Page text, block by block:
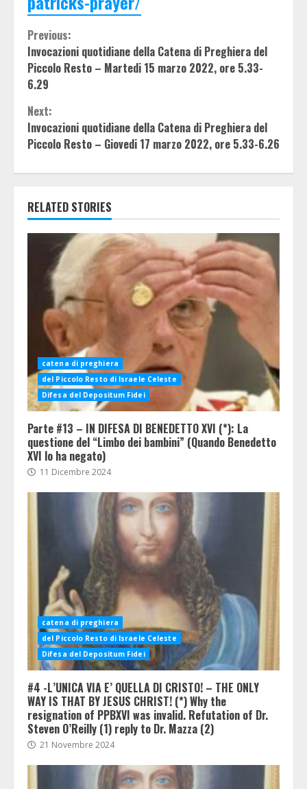
Continue
Reading
Previous:
Invocazioni quotidiane della Catena di Preghiera del
Piccolo Resto – Martedi 15 marzo 2022, ore 5.33-
6.29
Next:
Invocazioni quotidiane della Catena di Preghiera del
Piccolo Resto – Giovedi 17 marzo 2022, ore 5.33-6.26
RELATED STORIES
catena di preghiera
del Piccolo Resto di Israele Celeste
Difesa del Depositum Fidei
Parte #13 – IN DIFESA DI BENEDETTO XVI (*): La
questione del “Limbo dei bambini” (Quando Benedetto
XVI lo ha negato)
11 Dicembre 2024
catena di preghiera
del Piccolo Resto di Israele Celeste
Difesa del Depositum Fidei
#4 -L’UNICA VIA E’ QUELLA DI CRISTO! – THE ONLY
WAY IS THAT BY JESUS CHRIST! (*) Why the
resignation of PPBXVI was invalid. Refutation of Dr.
Steven O’Reilly (1) reply to Dr. Mazza (2)
21 Novembre 2024